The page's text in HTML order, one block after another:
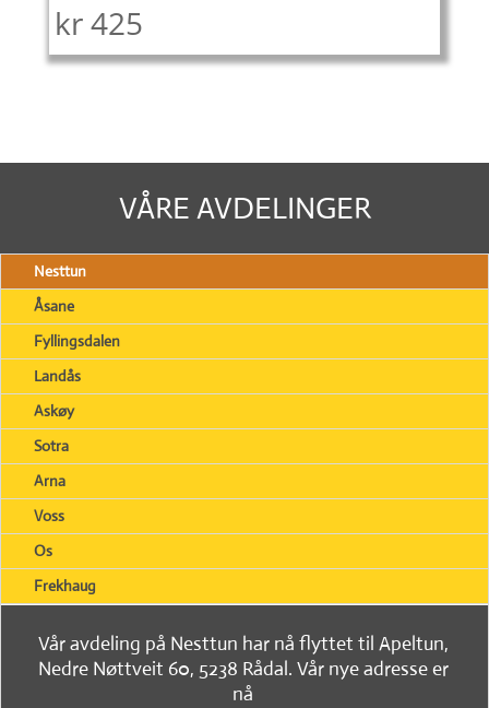
kr425
VÅRE AVDELINGER
Nesttun
Åsane
Fyllingsdalen
Landås
Askøy
Sotra
Arna
Voss
Os
Frekhaug
Vår avdeling på Nesttun har nå flyttet til Apeltun,
Nedre Nøttveit 60, 5238 Rådal. Vår nye adresse er
nå